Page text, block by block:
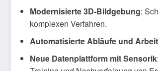
Modernisierte 3D-Bildgebung:
komplexen Verfahren.
Automatisierte Abläufe und
Neue Datenplattform mit Sensorik